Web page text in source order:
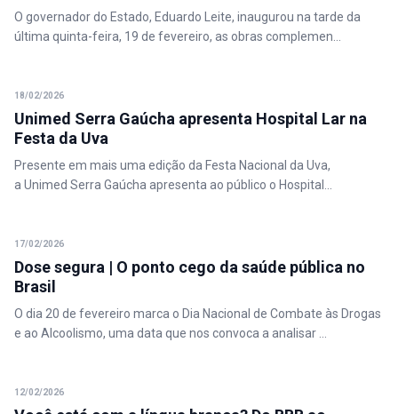
O governador do Estado, Eduardo Leite, inaugurou na tarde da
última quinta-feira, 19 de fevereiro, as obras complemen...
18/02/2026
Unimed Serra Gaúcha apresenta Hospital Lar na
Festa da Uva
Presente em mais uma edição da Festa Nacional da Uva,
a Unimed Serra Gaúcha apresenta ao público o Hospital...
17/02/2026
Dose segura | O ponto cego da saúde pública no
Brasil
O dia 20 de fevereiro marca o Dia Nacional de Combate às Drogas
e ao Alcoolismo, uma data que nos convoca a analisar ...
12/02/2026